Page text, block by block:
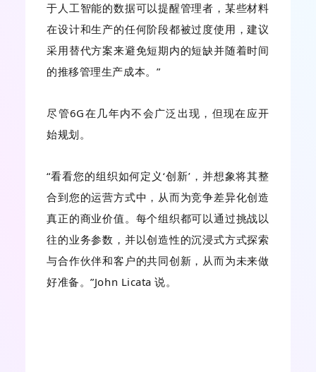
于人工智能的数据可以提醒管理者，某些材料
在设计和生产的任何阶段都被过度使用，建议
采用替代方案来避免短期内的短缺并随着时间
的推移管理生产成本。”
尽管6G在几年内不会广泛出现，但现在应开
始规划。
“看看您的组织如何定义‘创新’，并想象将其整
合到您的运营方式中，从而为竞争差异化创造
真正的商业价值。每个组织都可以通过挑战以
往的业务参数，并以创造性的沉浸式方式探索
与合作伙伴和客户的共同创新，从而为未来做
好准备。”John Licata 说。